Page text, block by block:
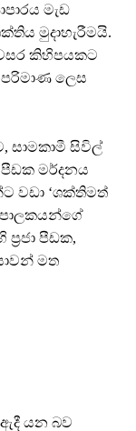
මැඩ
මුදාහැරීමයි.
කිහිපයකට
පරිමාණ ලෙස
සාමකාමී සිවිල්
පීඩක මර්දනය
වඩා ‘ශක්තිමත්
පාලකයන්ගේ
පීඩක,
මත
ඇදී යන බව